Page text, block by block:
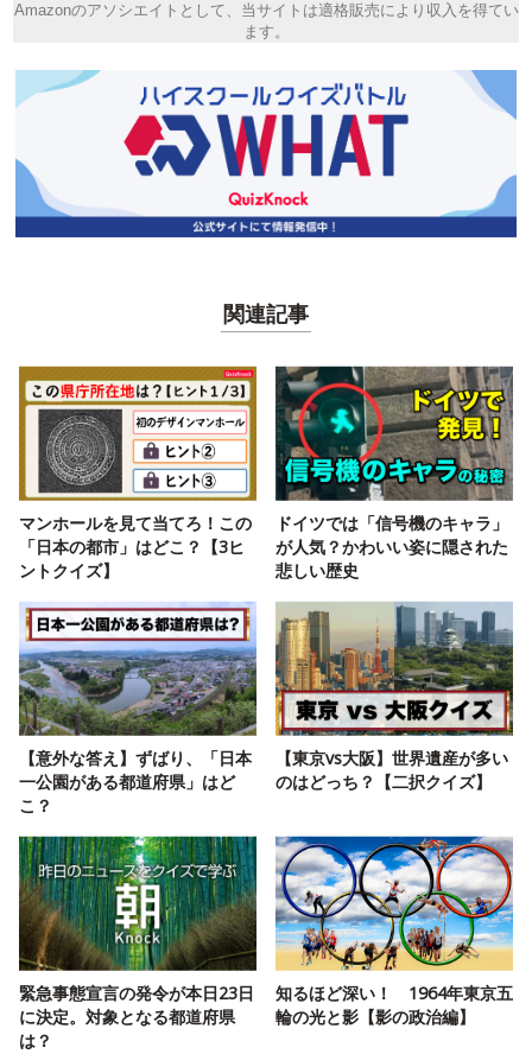
Amazonのアソシエイトとして、当サイトは適格販売により収入を得てい
ます。
関連記事
マンホールを見て当てろ！この
「日本の都市」はどこ？【3ヒ
ントクイズ】
ドイツでは「信号機のキャラ」
が人気？かわいい姿に隠された
悲しい歴史
【意外な答え】ずばり、「日本
一公園がある都道府県」はど
こ？
【東京vs大阪】世界遺産が多い
のはどっち？【二択クイズ】
緊急事態宣言の発令が本日23日
に決定。対象となる都道府県
は？
知るほど深い！ 1964年東京五
輪の光と影【影の政治編】